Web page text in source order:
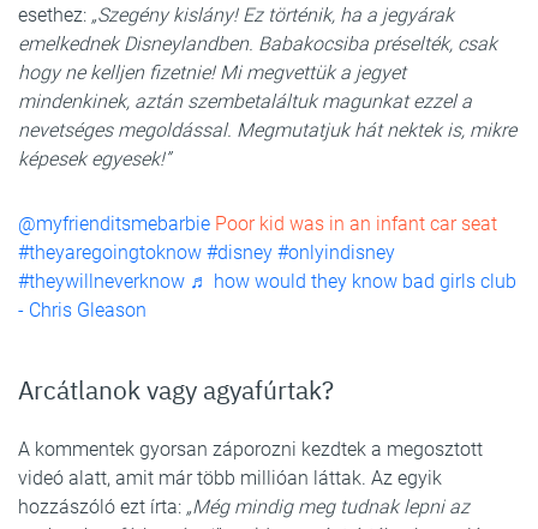
esethez: „Szegény kislány! Ez történik, ha a jegyárak
emelkednek Disneylandben. Babakocsiba préselték, csak
hogy ne kelljen fizetnie! Mi megvettük a jegyet
mindenkinek, aztán szembetaláltuk magunkat ezzel a
nevetséges megoldással. Megmutatjuk hát nektek is, mikre
képesek egyesek!”
@myfrienditsmebarbie Poor kid was in an infant car seat
#theyaregoingtoknow #disney #onlyindisney
#theywillneverknow ♬ how would they know bad girls club
- Chris Gleason
Arcátlanok vagy agyafúrtak?
A kommentek gyorsan záporozni kezdtek a megosztott
videó alatt, amit már több millióan láttak. Az egyik
hozzászóló ezt írta: „Még mindig meg tudnak lepni az